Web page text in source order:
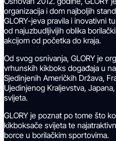
organizacija i dom najboljih
GLORY-jeva pravila i inovativni
od najuzbudljivijih oblika
akcijom od početka do kraja.
Od svog osnivanja, GLORY je
vrhunskih kikboks događaja u
Sjedinjenih Američkih Država,
Ujedinjenog Kraljevstva,
svijeta.
GLORY je poznat po tome što
kikboksače svijeta te
borce u borilačkim sportovima.